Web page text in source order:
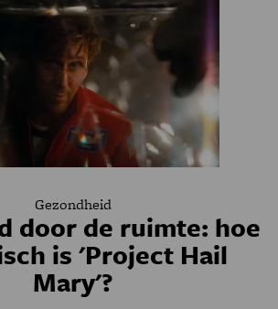
Gezondheid
door de ruimte: hoe
is 'Project Hail
Mary'?